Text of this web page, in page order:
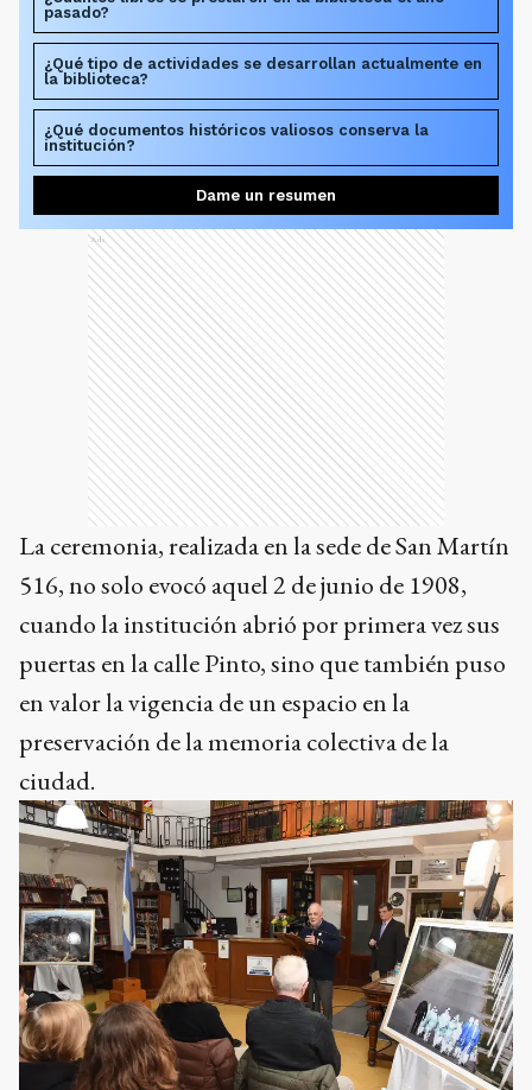
pasado?
¿Qué tipo de actividades se desarrollan actualmente en
la biblioteca?
¿Qué documentos históricos valiosos conserva la
institución?
Dame un resumen
Ads
La ceremonia, realizada en la sede de San Martín
516, no solo evocó aquel 2 de junio de 1908,
cuando la institución abrió por primera vez sus
puertas en la calle Pinto, sino que también puso
en valor la vigencia de un espacio en la
preservación de la memoria colectiva de la
ciudad.